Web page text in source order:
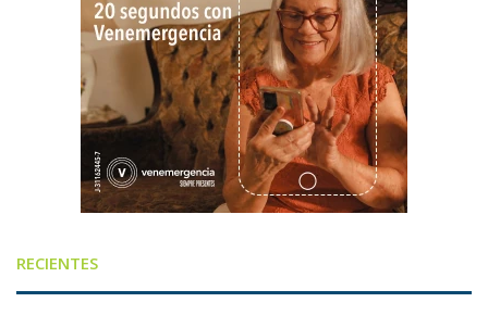
RECIENTES